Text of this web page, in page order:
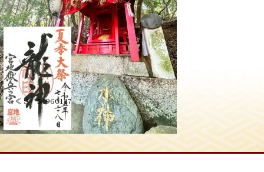
投
稿
ナ
ビ
≪ S__54960147